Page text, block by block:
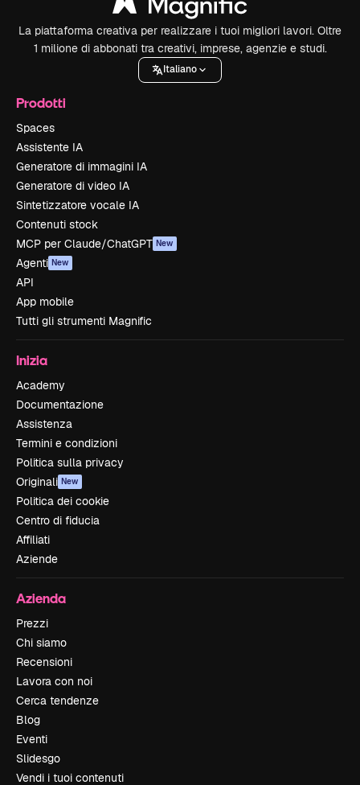
La piattaforma creativa per realizzare i tuoi migliori lavori. Oltre
1 milione di abbonati tra creativi, imprese, agenzie e studi.
Italiano
Prodotti
Spaces
Assistente IA
Generatore di immagini IA
Generatore di video IA
Sintetizzatore vocale IA
Contenuti stock
MCP per Claude/ChatGPT New
Agenti New
API
App mobile
Tutti gli strumenti Magnific
Inizia
Academy
Documentazione
Assistenza
Termini e condizioni
Politica sulla privacy
Originali New
Politica dei cookie
Centro di fiducia
Affiliati
Aziende
Azienda
Prezzi
Chi siamo
Recensioni
Lavora con noi
Cerca tendenze
Blog
Eventi
Slidesgo
Vendi i tuoi contenuti